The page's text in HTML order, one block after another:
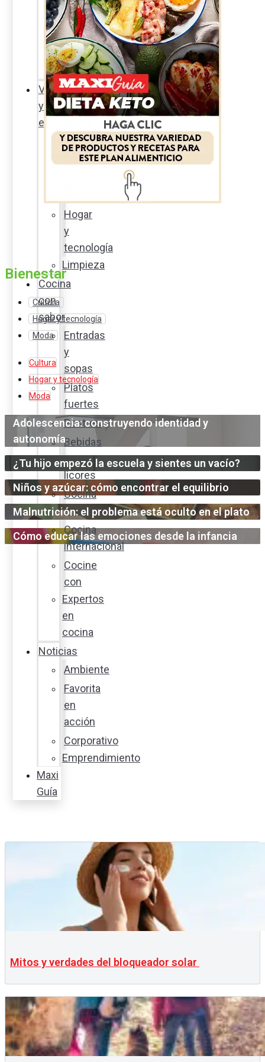
Sexualidad
responsable
En
la
percha
Vida
y
estilo
Productos
nuevos
Hogar
y
tecnología
Limpieza
Cocina
con
sabor
Entradas
y
sopas
Platos
fuertes
Postres
Bebidas
y
licores
Cocina
ecuatoriana
Cocina
internacional
Cocine
con
Expertos
en
cocina
Noticias
Ambiente
Favorita
en
acción
Corporativo
Emprendimiento
Maxi
Guía
Bienestar
Cultura
Hogar y tecnología
Moda
Cultura
Hogar y tecnología
Moda
Adolescencia: construyendo identidad y
autonomía
¿Tu hijo empezó la escuela y sientes un vacío?
Niños y azúcar: cómo encontrar el equilibrio
Malnutrición: el problema está oculto en el plato
Cómo educar las emociones desde la infancia
Mitos y verdades del bloqueador solar